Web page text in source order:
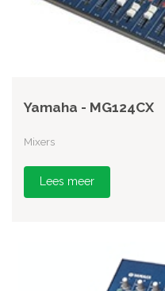
Yamaha - MG124CX
Mixers
Lees meer